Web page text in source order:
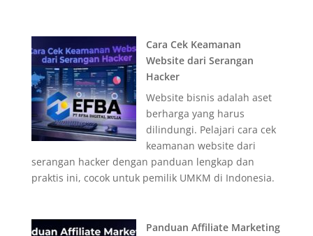
Cara Cek Keamanan
Website dari Serangan
Hacker
Website bisnis adalah aset
berharga yang harus
dilindungi. Pelajari cara cek
keamanan website dari
serangan hacker dengan panduan lengkap dan
praktis ini, cocok untuk pemilik UMKM di Indonesia.
Panduan Affiliate Marketing